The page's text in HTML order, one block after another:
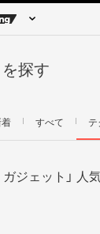
探す
すべて
ジェット」 人